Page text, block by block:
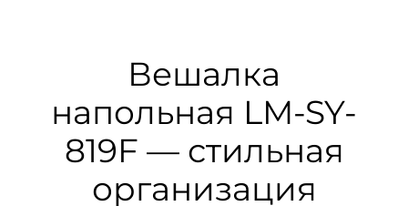
Вешалка
напольная LM-SY-
819F — стильная
организация